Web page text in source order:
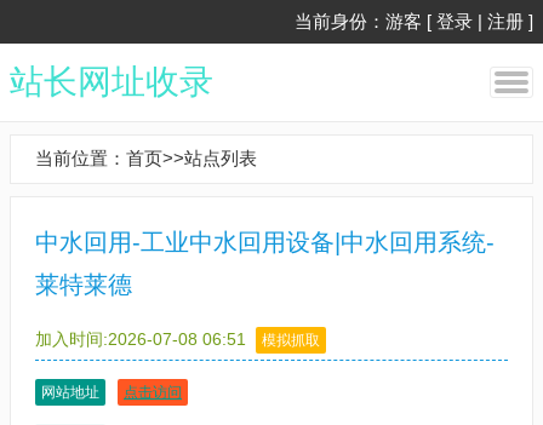
当前身份：游客 [ 登录 | 注册 ]
站长网址收录
当前位置： 首页>>站点列表
中水回用-工业中水回用设备|中水回用系统-
莱特莱德
加入时间:2026-07-08 06:51 模拟抓取
网站地址 点击访问